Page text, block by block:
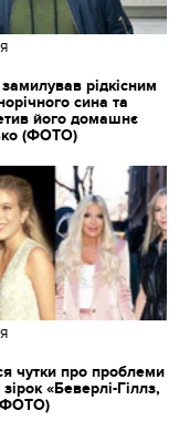
рідкісним
сина та
його домашнє
(ФОТО)
чутки про проблеми
«Беверлі-Гіллз,